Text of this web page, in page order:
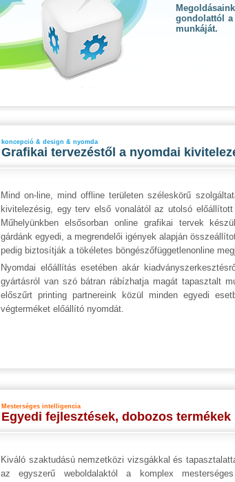
gondolattól a
munkáját.
koncepció & design & nyomda
Grafikai tervezéstől a nyomdai
Mind on-line, mind offline területen széleskörű
kivitelezésig, egy terv első vonalától az utolsó
Műhelyünkben elsősorban online grafikai tervek
gárdánk egyedi, a megrendelői igények alapján
pedig biztosítják a tökéletes böngészőfüggetlenonline
Nyomdai előállítás esetében akár
gyártásról van szó bátran rábízhatja magát tapasztalt
előszűrt printing partnereink közül minden egyedi
végterméket előállító nyomdát.
Mesterséges intelligencia
Egyedi fejlesztések, dobozos termékek
Kiváló szaktudású nemzetközi vizsgákkal és
az egyszerű weboldalaktól a komplex